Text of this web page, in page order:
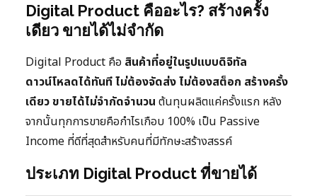
Digital Product คืออะไร? สร้างครั้ง
เดียว ขายได้ไม่จำกัด
Digital Product คือ สินค้าที่อยู่ในรูปแบบดิจิทัล
ดาวน์โหลดได้ทันที ไม่ต้องจัดส่ง ไม่ต้องสต็อก สร้างครั้ง
เดียว ขายได้ไม่จำกัดจำนวน ต้นทุนผลิตแค่ครั้งแรก หลัง
จากนั้นทุกการขายคือกำไรเกือบ 100% เป็น Passive
Income ที่ดีที่สุดสำหรับคนที่มีทักษะสร้างสรรค์
ประเภท Digital Product ที่ขายได้